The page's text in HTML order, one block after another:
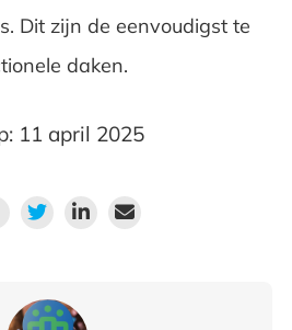
Dit zijn de eenvoudigst te
daken.
11 april 2025